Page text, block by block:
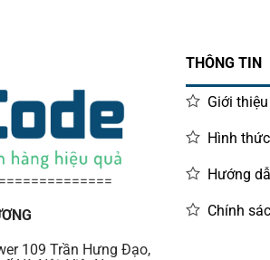
109 Trần Hưng Đạo,
THÔNG TIN
Giới thiệu
Hình
Hướng
Chính